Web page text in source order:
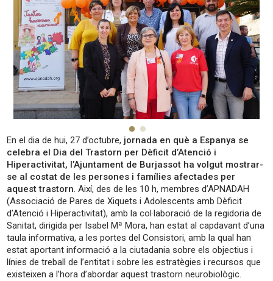
En el dia de hui, 27 d’octubre, jornada en què a Espanya se
celebra el Dia del Trastorn per Dèficit d’Atenció i
Hiperactivitat, l’Ajuntament de Burjassot ha volgut mostrar-
se al costat de les persones i famílies afectades per
aquest trastorn. Així, des de les 10 h, membres d’APNADAH
(Associació de Pares de Xiquets i Adolescents amb Dèficit
d’Atenció i Hiperactivitat), amb la col·laboració de la regidoria de
Sanitat, dirigida per Isabel Mª Mora, han estat al capdavant d’una
taula informativa, a les portes del Consistori, amb la qual han
estat aportant informació a la ciutadania sobre els objectius i
línies de treball de l’entitat i sobre les estratègies i recursos que
existeixen a l’hora d’abordar aquest trastorn neurobiològic.